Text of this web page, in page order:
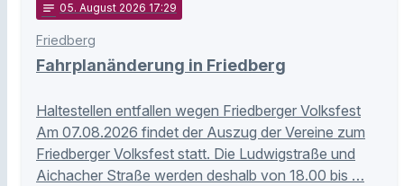
notes 05. August 2026 17:29
Friedberg
Fahrplanänderung in Friedberg
Haltestellen entfallen wegen Friedberger Volksfest
Am 07.08.2026 findet der Auszug der Vereine zum
Friedberger Volksfest statt. Die Ludwigstraße und
Aichacher Straße werden deshalb von 18.00 bis …